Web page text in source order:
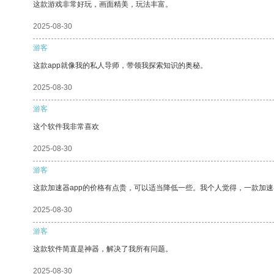
这款游戏非常好玩，画面精美，玩法丰富。
2025-08-30
游客
这款app就像我的私人导师，带领我探索知识的奥秘。
2025-08-30
游客
这个软件我非常喜欢
2025-08-30
游客
这款加速器app的价格有点贵，可以适当降低一些。我个人觉得，一款加
2025-08-30
游客
这款软件简直是神器，解决了我所有问题。
2025-08-30